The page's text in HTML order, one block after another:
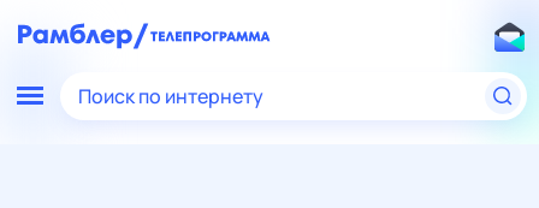
Поиск по интернету